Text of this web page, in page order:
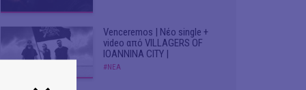
Venceremos | Νέο single +
video από VILLAGERS OF
IOANNINA CITY |
#ΝΕΑ